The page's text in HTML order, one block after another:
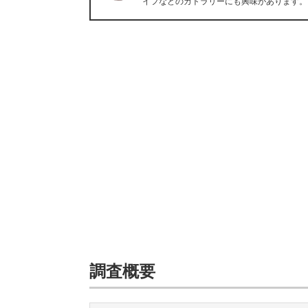
調査概要